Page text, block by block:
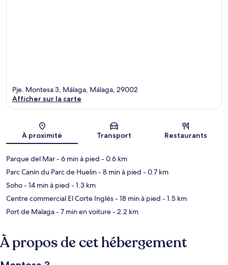
Carte
Pje. Montesa 3, Málaga, Málaga, 29002
Afficher sur la carte
À proximité Transport Restaurants
Parque del Mar- 6 min à pied - 0.6 km
Parc Canin du Parc de Huelin- 8 min à pied - 0.7 km
Soho- 14 min à pied - 1.3 km
Centre commercial El Corte Inglés- 18 min à pied - 1.5 km
Port de Malaga- 7 min en voiture- 2.2 km
À propos de cet hébergement